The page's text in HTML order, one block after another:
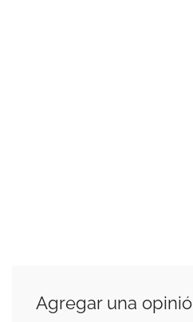
Agregar una opinió